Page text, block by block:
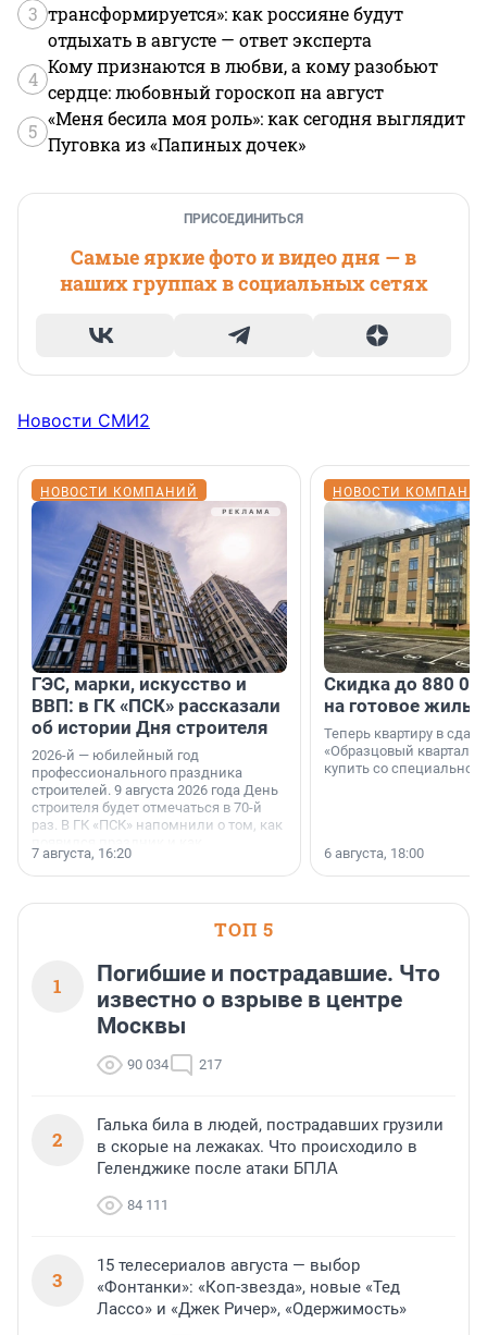
3 трансформируется»: как россияне будут
отдыхать в августе — ответ эксперта
4
Кому признаются в любви, а кому разобьют
сердце: любовный гороскоп на август
5
«Меня бесила моя роль»: как сегодня выглядит
Пуговка из «Папиных дочек»
ПРИСОЕДИНИТЬСЯ
Самые яркие фото и видео дня — в
наших группах в социальных сетях
Новости СМИ2
НОВОСТИ КОМПАНИЙ
ГЭС, марки, искусство и
ВВП: в ГК «ПСК» рассказали
об истории Дня строителя
2026-й — юбилейный год
профессионального праздника
строителей. 9 августа 2026 года День
строителя будет отмечаться в 70-й
раз. В ГК «ПСК» напомнили о том, как
поменялась роль строительства.
7 августа, 16:20
НОВОСТИ
Скидка до 880
на готовое
Теперь квартиру в
«Образцовый квартал
купить со специальной
6 августа, 18:00
ТОП 5
1
Погибшие и пострадавшие. Что
известно о взрыве в центре
Москвы
90 034 217
2
Галька била в людей, пострадавших грузили
в скорые на лежаках. Что происходило в
Геленджике после атаки БПЛА
84 111
3
15 телесериалов августа — выбор
«Фонтанки»: «Коп-звезда», новые «Тед
Лассо» и «Джек Ричер», «Одержимость»